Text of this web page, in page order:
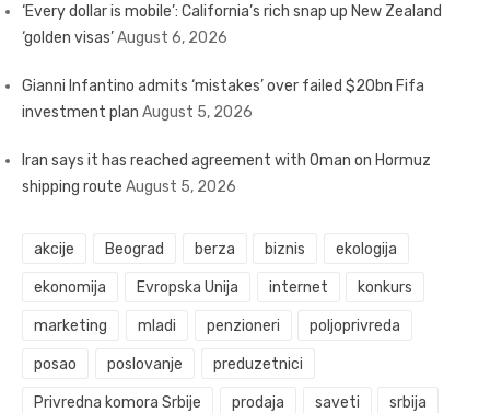
‘Every dollar is mobile’: California’s rich snap up New Zealand
‘golden visas’August 6, 2026
Gianni Infantino admits ‘mistakes’ over failed $20bn Fifa
investment plan August 5, 2026
Iran says it has reached agreement with Oman on Hormuz
shipping route August 5, 2026
akcije Beograd berza biznis ekologija
ekonomija Evropska Unija internet konkurs
marketing mladi penzioneri poljoprivreda
posao poslovanje preduzetnici
Privredna komora Srbije prodaja saveti srbija